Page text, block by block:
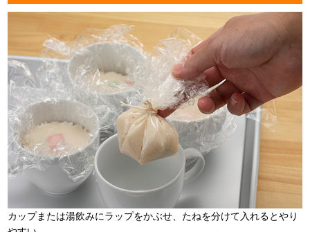
カップまたは湯飲みにラップをかぶせ、たねを分けて入れるとやり